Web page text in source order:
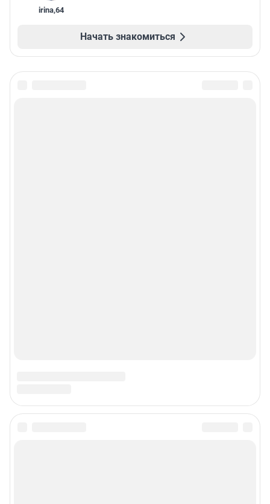
irina,64
Начать знакомиться